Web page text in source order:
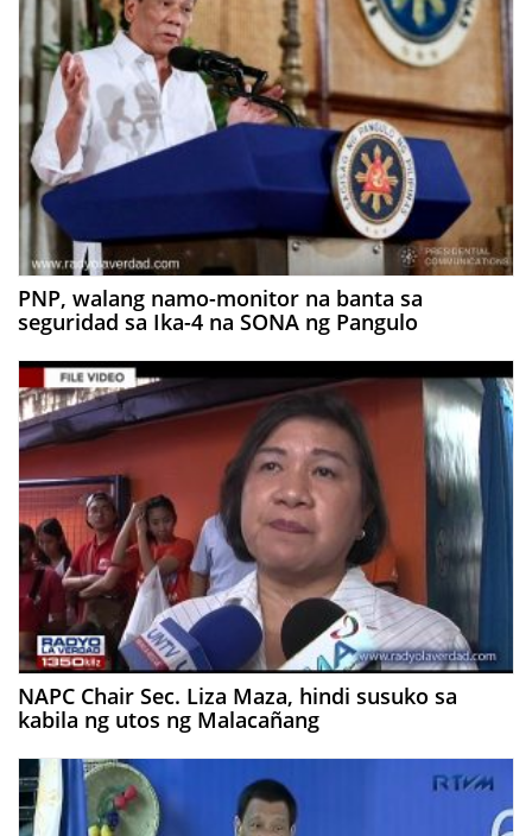
PNP, walang namo-monitor na banta sa
seguridad sa Ika-4 na SONA ng Pangulo
NAPC Chair Sec. Liza Maza, hindi susuko sa
kabila ng utos ng Malacañang